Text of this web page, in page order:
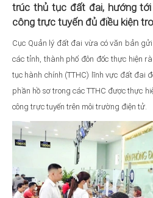
trúc thủ tục đất đai, hướng
công trực tuyến đủ điều kiện
Cục Quản lý đất đai vừa có văn bản
các tỉnh, thành phố đôn đốc thực hiện
tục hành chính (TTHC) lĩnh vực đất đai
phần hồ sơ trong các TTHC được thực
công trực tuyến trên môi trường điện tử.